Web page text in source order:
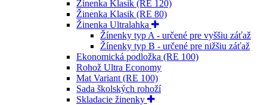
Žinenka Klasik (RE 120)
Žinenka Klasik (RE 80)
Žinenka Ultralahka
Žínenky typ A - určené pre vyššiu záťaž
Žínenky typ B - určené pre nižšiu záťaž
Ekonomická podložka (RE 100)
Rohož Ultra Economy
Mat Variant (RE 100)
Sada školských rohoží
Skladacie žinenky